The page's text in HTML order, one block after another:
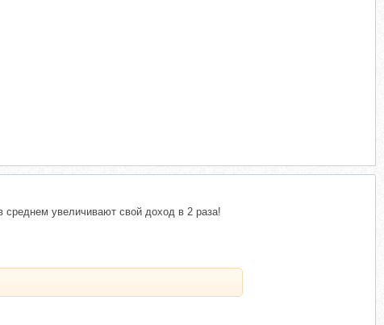
увеличивают свой доход в 2 раза!